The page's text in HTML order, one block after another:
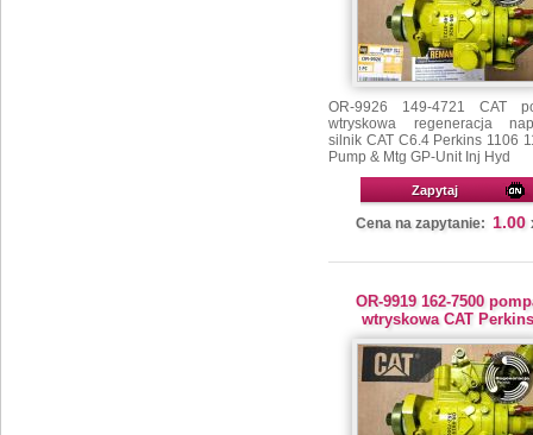
OR-9926 149-4721 CAT
wtryskowa regeneracja
silnik CAT C6.4 Perkins 1106
Pump & Mtg GP-Unit Inj Hyd
Zapytaj
Cena na zapytanie: 1.00
OR-9919 162-7500
wtryskowa CAT Perkins